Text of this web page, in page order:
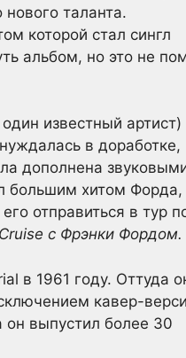
таланта.
которой стал сингл
альбом, но это не
известный артист)
в доработке,
дополнена
большим хитом Форда,
отправиться в тур
с Фрэнки Фордом.
в 1961 году. Оттуда
кавер-
он выпустил более 30